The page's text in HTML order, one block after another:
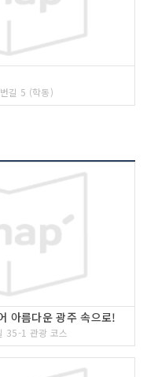
길 5 (학동)
아름다운 광주 속으로!
35-1 관광 코스